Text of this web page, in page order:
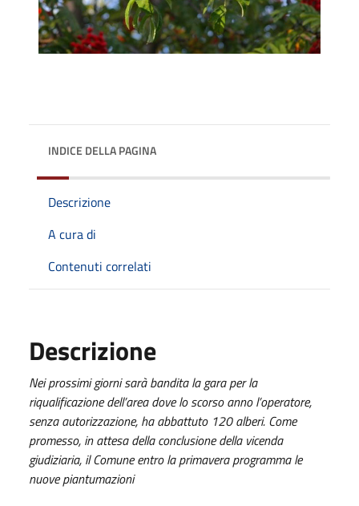
INDICE DELLA PAGINA
Descrizione
A cura di
Contenuti correlati
Descrizione
Nei prossimi giorni sarà bandita la gara per la
riqualificazione dell’area dove lo scorso anno l’operatore,
senza autorizzazione, ha abbattuto 120 alberi. Come
promesso, in attesa della conclusione della vicenda
giudiziaria, il Comune entro la primavera programma le
nuove piantumazioni